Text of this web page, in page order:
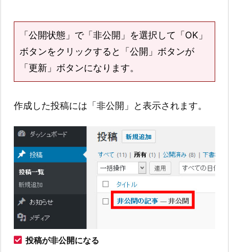
「公開状態」で「非公開」を選択して「OK」
ボタンをクリックすると「公開」ボタンが
「更新」ボタンになります。
作成した投稿には「非公開」と表示されます。
投稿が非公開になる